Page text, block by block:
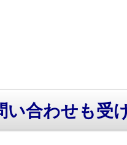
い合わせも受